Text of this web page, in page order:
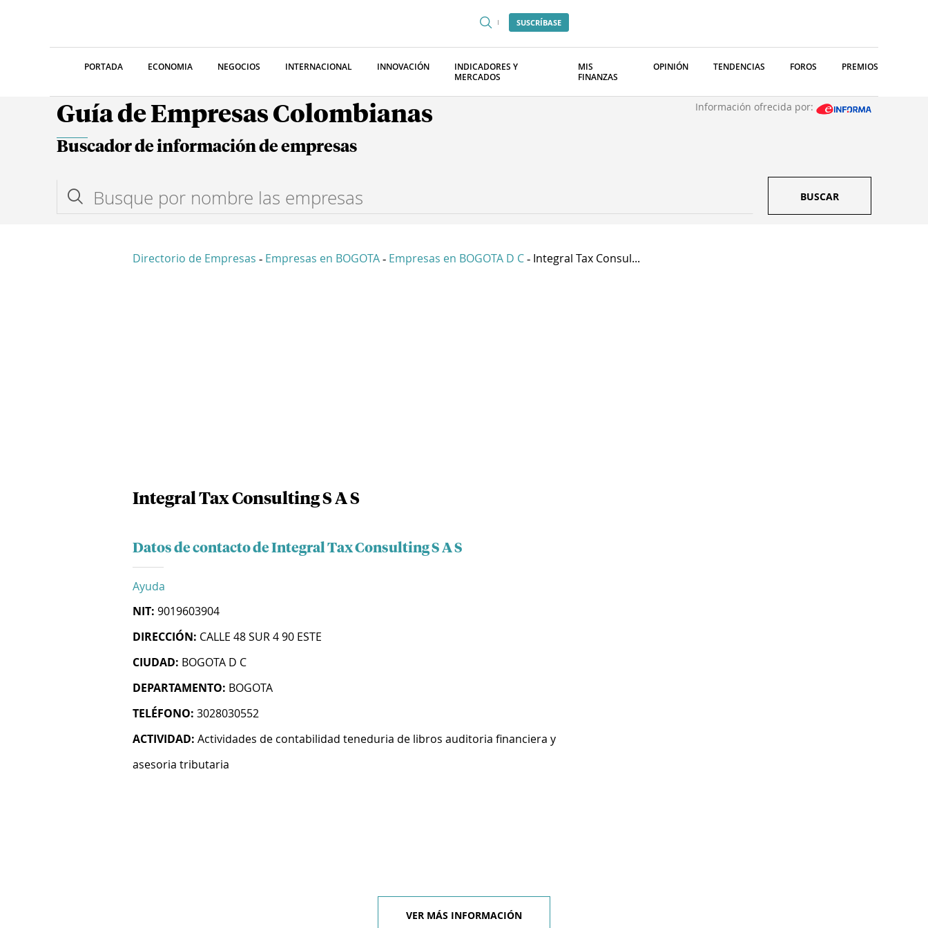
SUSCRÍBASE
PORTADA ECONOMIA NEGOCIOS INTERNACIONAL INNOVACIÓN
INDICADORES Y
MERCADOS
MIS
FINANZAS
OPINIÓN TENDENCIAS FOROS PREMIOS
Guía de Empresas Colombianas Información ofrecida por:
Buscador de información de empresas
BUSCAR
Directorio de Empresas - Empresas en BOGOTA - Empresas en BOGOTA D C - Integral Tax Consul...
Integral Tax Consulting S A S
Datos de contacto de Integral Tax Consulting S A S
Ayuda
NIT: 9019603904
DIRECCIÓN: CALLE 48 SUR 4 90 ESTE
CIUDAD: BOGOTA D C
DEPARTAMENTO: BOGOTA
TELÉFONO: 3028030552
ACTIVIDAD: Actividades de contabilidad teneduria de libros auditoria financiera y
asesoria tributaria
VER MÁS INFORMACIÓN